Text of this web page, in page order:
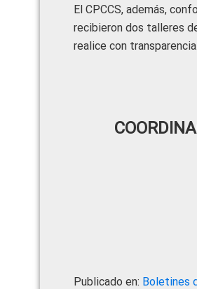
El CPCCS, además,
recibieron dos talleres
realice con transparencia.
Publicado en: Boletines